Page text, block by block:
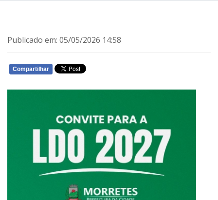
Publicado em: 05/05/2026 14:58
Compartilhar